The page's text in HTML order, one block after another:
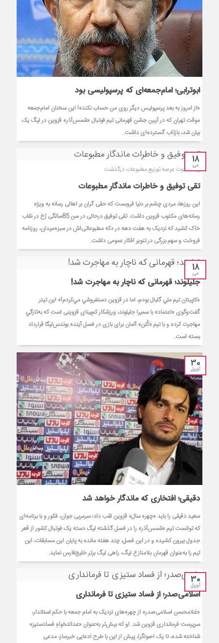
ابوترابی‌؛ امام‌جمعه‌ای که پرسپولیسی بود
«از امروز به‌ بعد پرسپولیس دیگر روی من حساب نکند»! این سخنان امام‌جمعه
موقت تهران که در آیین جشن قهرمانی تیم فوتبال «شمس‌آذر» قزوین در لیگ یک
بیان شد، بازتاب گسترده‌ای داشت.
18
می
پیشکسوت عرصه توزیع مطبوعات درگذشت
تقی توفیق و خاطرات ماندگار مطبوعات
این روزها، مردی چشم بر دنیا فروبست که حقی گران بر اهالی رسانه به ویژه
رسانه‌های مکتوب قزوین داشت. تقی توفیق درحالی در سن 85سالگی رُخ در نقاب
خاک کشید که نزدیک به هفت دهه در دکه مطبوعاتی‌اش در سبزه‌میدان، روزنامه
فروخت و سهم بزرگی در تنویر افکار عمومی داشت.
18
می
جلیلوند؛ قهرمانی که ناچار به مهاجرت شد!
«كاپيتان تيم ملي گلبال بودم، اما در قزوين دستفروشي مي‌كردم!» این تیتر
گفت‌وگوی «اعتماد» با سمیرا جلیلوند، ورزشکار کم‌بینای قزوینی است که به‌تازگي
مهاجرت كرده و با تیم «كُلن» آلمان برای بازی در فصل آینده بوندس‌ليگا قرارداد
بسته است.
30
آوریل
دقیقی؛ افتخاری که ماندگار خواهد شد
سعید دقیقی را باید «چهره سال» قزوین لقب داد؛ سرمربی جوان، فکور و با برنامه‌ای
که توانست تیم «شمس‌آذر» را در فصل گذشته لیگ دسته یک فوتبال کشور از قعر
جدول بیرون کشیده و در این فصل، چند هفته مانده به پایان این مسابقات، این
تیم را به‌عنوان قهرمان بلامنازع لیگ، راهی لیگ برتر خلیج‌فارس نماید.
30
آوریل
اسلامی‌صدر؛ از فساد ستیزی تا فرمانداری
«غلامحسن اسلامی‌صدر» از چهره‌های نزدیک به امام جمعه با حکم استاندار،
سرپرست فرمانداری قزوین شد. او که بیش‌تر به‌عنوان «عدالتخواهِ فسادستیز»
شناخته شده، تا یک اصولگرا، پیش از این با طرح ادعایی خبرساز، مدعی